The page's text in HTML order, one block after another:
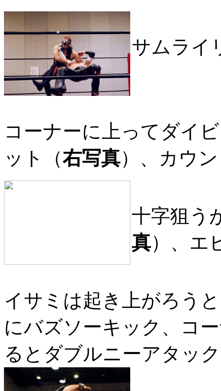
サムライ
コーナーに上ってダイ
ット（右写真）、カウ
十字狙う
真）、エ
イサミは起き上がろう
にバズソーキック、コ
るとダブルニーアタッ